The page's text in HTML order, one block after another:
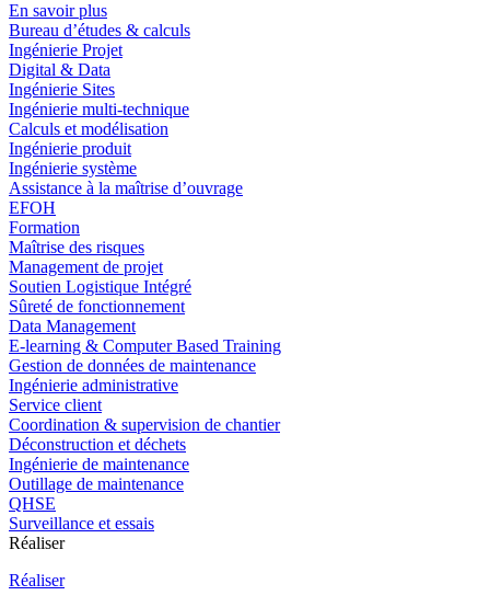
En savoir plus
Bureau d’études & calculs
Ingénierie Projet
Digital & Data
Ingénierie Sites
Ingénierie multi-technique
Calculs et modélisation
Ingénierie produit
Ingénierie système
Assistance à la maîtrise d’ouvrage
EFOH
Formation
Maîtrise des risques
Management de projet
Soutien Logistique Intégré
Sûreté de fonctionnement
Data Management
E-learning & Computer Based Training
Gestion de données de maintenance
Ingénierie administrative
Service client
Coordination & supervision de chantier
Déconstruction et déchets
Ingénierie de maintenance
Outillage de maintenance
QHSE
Surveillance et essais
Réaliser
Réaliser